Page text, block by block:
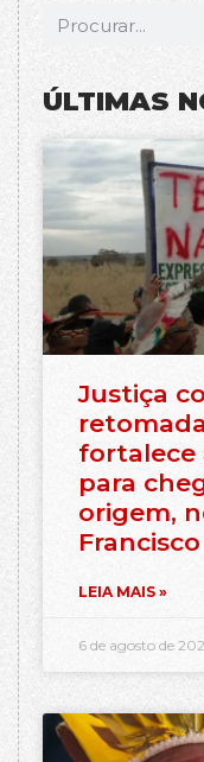
ÚLTIMAS
Justiça
fortalece
para
origem,
Francisco
LEIA MAIS »
6 de agosto de